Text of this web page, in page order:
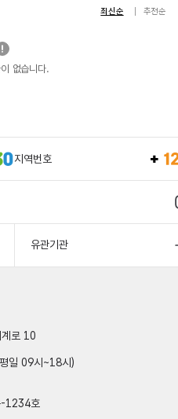
최신순 추천순
없습니다.
지역번호
유관기관
로 10
일 09시~18시)
-1234호